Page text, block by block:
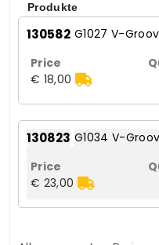
Produkte
130582 G1027 V-
€ 18,00
130823 G1034 V-
€ 23,00